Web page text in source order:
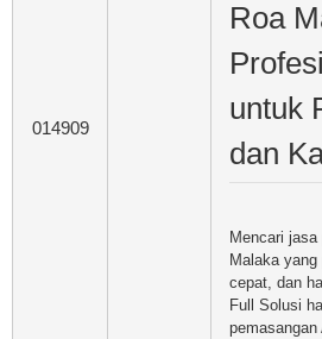
014909
Roa
untuk
dan
Mencari
Malaka
cepat, dan
Full Solusi